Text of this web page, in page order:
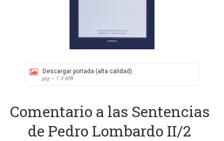
Descargar portada (alta calidad)
jpg ~ 1.3 MB
Comentario a las Sentencias
de Pedro Lombardo II/2